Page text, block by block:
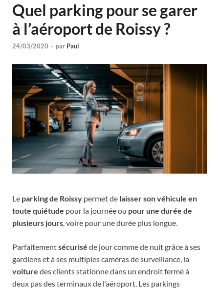
Quel parking pour se garer
à l’aéroport de Roissy ?
24/03/2020 - par Paul
Le parking de Roissy permet de laisser son véhicule en
toute quiétude pour la journée ou pour une durée de
plusieurs jours, voire pour une durée plus longue.
Parfaitementsécurisé de jour comme de nuit grâce à ses
gardiens et à ses multiples caméras de surveillance, la
voiture des clients stationne dans un endroit fermé à
deux pas des terminaux de l’aéroport. Les parkings